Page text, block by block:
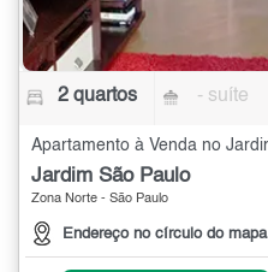
2 quartos - suíte
Jardim São Paulo
Zona Norte - São Paulo
Endereço no círculo do mapa